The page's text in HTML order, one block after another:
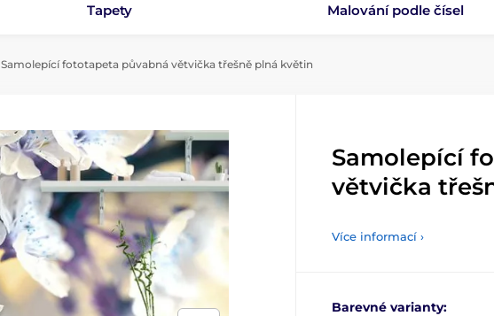
Tapety Malování podle čísel
Samolepící fototapeta půvabná větvička třešně plná květin
Samolepící
větvička
Více informací ›
Barevné varianty: